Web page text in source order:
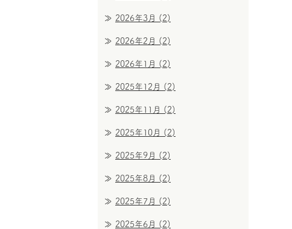
2026年3月 (2)
2026年2月 (2)
2026年1月 (2)
2025年12月 (2)
2025年11月 (2)
2025年10月 (2)
2025年9月 (2)
2025年8月 (2)
2025年7月 (2)
2025年6月 (2)